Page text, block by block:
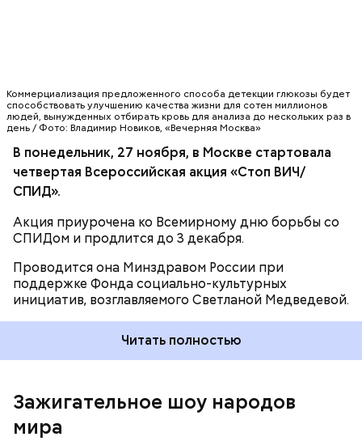
Коммерциализация предложенного способа детекции глюкозы будет
способствовать улучшению качества жизни для сотен миллионов
людей, вынужденных отбирать кровь для анализа до нескольких раз в
день / Фото: Владимир Новиков, «Вечерняя Москва»
В понедельник, 27 ноября, в Москве стартовала
четвертая Всероссийская акция «Стоп ВИЧ/
СПИД».
Акция приурочена ко Всемирному дню борьбы со
СПИДом и продлится до 3 декабря.
Проводится она Минздравом России при
поддержке Фонда социально-культурных
инициатив, возглавляемого Светланой Медведевой.
информацию можно получить, скачав с листовки
QR-код.
Читать полностью
Зажигательное шоу народов
мира
Площадка для музыкального вечера выбрана не
оборудованием и новейшей светоакустической
аппаратурой.
зрения редакции